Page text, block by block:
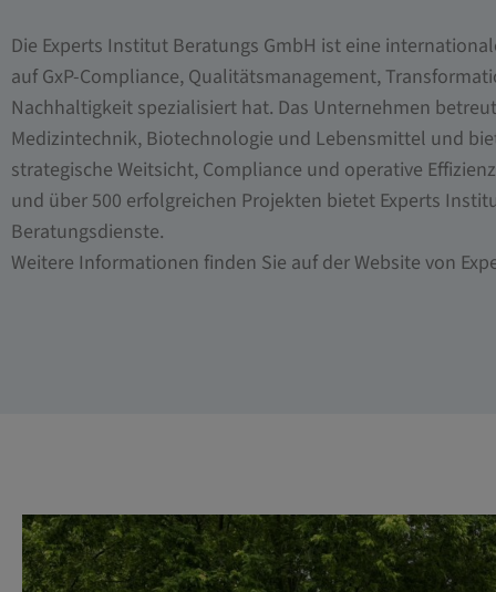
Die Experts Institut Beratungs GmbH ist eine
auf GxP-Compliance, Qualitätsmanagement,
Nachhaltigkeit spezialisiert hat. Das Unternehmen
Medizintechnik, Biotechnologie und Lebensmittel und
strategische Weitsicht, Compliance und operative
und über 500 erfolgreichen Projekten bietet Experts
Beratungsdienste.
Weitere Informationen finden Sie auf der Website von